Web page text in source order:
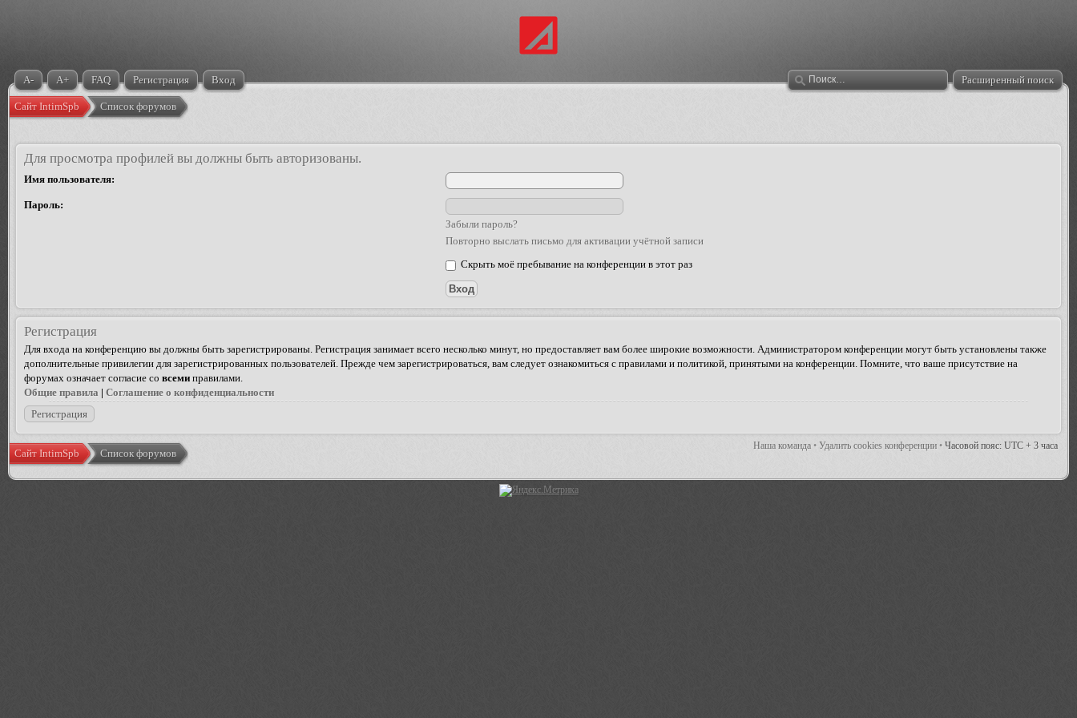
A- A+ FAQ Регистрация Вход Расширенный поиск
Сайт IntimSpb Список форумов
Для просмотра профилей вы должны быть авторизованы.
Имя пользователя:
Пароль:
Забыли пароль?
Повторно выслать письмо для активации учётной записи
Скрыть моё пребывание на конференции в этот раз
Регистрация
Для входа на конференцию вы должны быть зарегистрированы. Регистрация занимает всего несколько минут, но предоставляет вам более широкие возможности. Администратором конференции могут быть установлены также
дополнительные привилегии для зарегистрированных пользователей. Прежде чем зарегистрироваться, вам следует ознакомиться с правилами и политикой, принятыми на конференции. Помните, что ваше присутствие на
форумах означает согласие со всеми правилами.
Общие правила | Соглашение о конфиденциальности
Регистрация
Наша команда • Удалить cookies конференции • Часовой пояс: UTC + 3 часа
Сайт IntimSpb Список форумов